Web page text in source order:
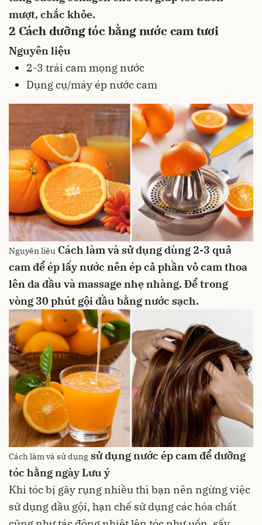
mượt, chắc khỏe.
2 Cách dưỡng tóc bằng nước cam tươi
Nguyên liệu
2-3 trái cam mọng nước
Dụng cụ/máy ép nước cam
Nguyên liệu Cách làm và sử dụngdùng 2-3 quả
cam để ép lấy nước nên ép cả phần vỏ camthoa
lên da đầu và massage nhẹ nhàng. Để trong
vòng 30 phút gội đầu bằng nước sạch.
Cách làm và sử dụng sử dụng nước ép cam để dưỡng
tóc hằng ngàyLưu ý
Khi tóc bị gãy rụng nhiều thì bạn nên ngừng việc
sử dụng dầu gội, hạn chế sử dụng các hóa chất